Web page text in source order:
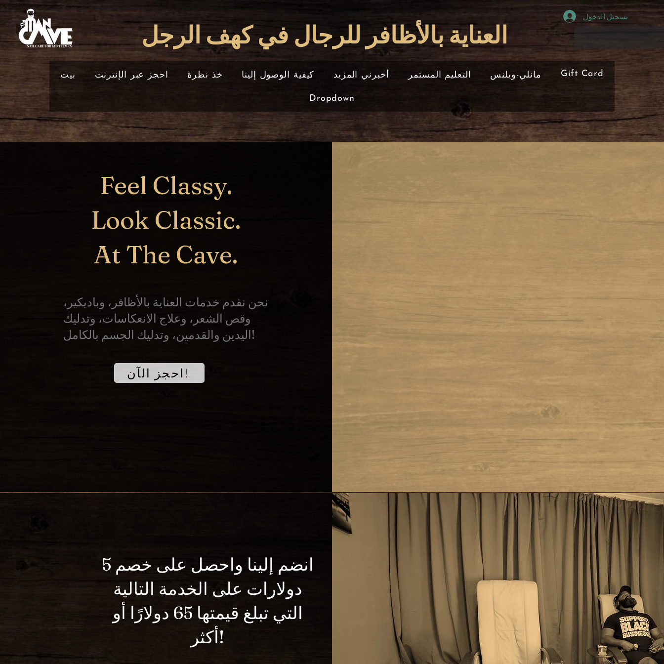
العناية بالأظافر للرجال في كهف الرجل
تسجيل الدخول
بيت احجز عبر الإنترنت خذ نظرة كيفية الوصول إلينا أخبرني المزيد التعليم المستمر مانلي-ويلنس Gift Card
Dropdown
Feel Classy.
Look Classic.
At The Cave.
نحن نقدم خدمات العناية بالأظافر، وباديكير،
وقص الشعر، وعلاج الانعكاسات، وتدليك
اليدين والقدمين، وتدليك الجسم بالكامل!
احجز الآن!
انضم إلينا واحصل على خصم 5
دولارات على الخدمة التالية
التي تبلغ قيمتها 65 دولارًا أو
أكثر!